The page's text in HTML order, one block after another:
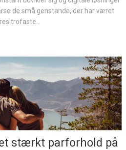
de små genstande, der har været
trofaste...
stærkt parforhold på